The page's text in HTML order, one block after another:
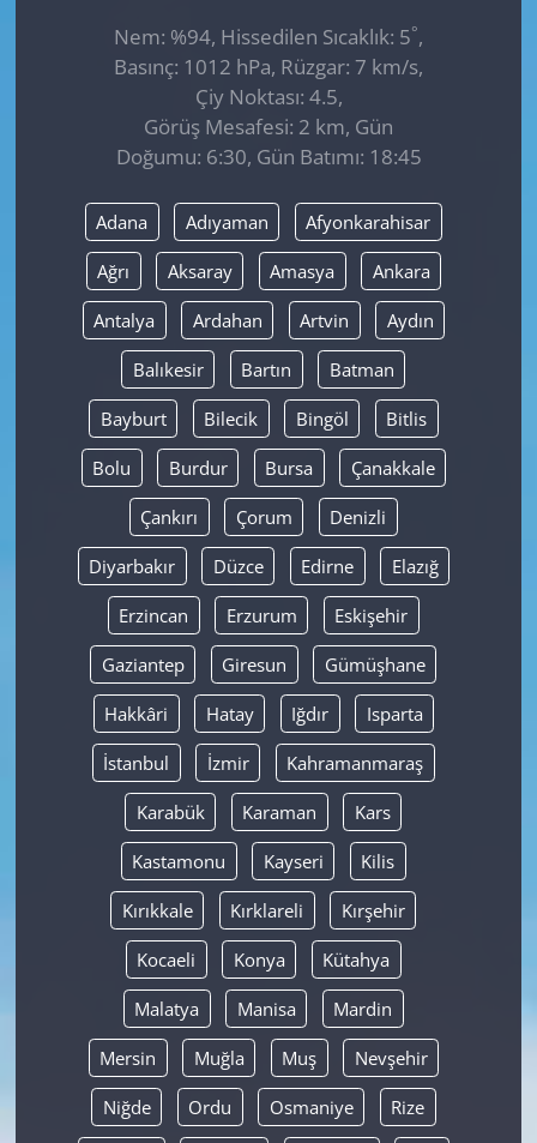
Nem: %94, Hissedilen Sıcaklık: 5°,
Basınç: 1012 hPa, Rüzgar: 7 km/s,
Çiy Noktası: 4.5,
Görüş Mesafesi: 2 km, Gün
Doğumu: 6:30, Gün Batımı: 18:45
Adana Adıyaman Afyonkarahisar
Ağrı Aksaray Amasya Ankara
Antalya Ardahan Artvin Aydın
Balıkesir Bartın Batman
Bayburt Bilecik Bingöl Bitlis
Bolu Burdur Bursa Çanakkale
Çankırı Çorum Denizli
Diyarbakır Düzce Edirne Elazığ
Erzincan Erzurum Eskişehir
Gaziantep Giresun Gümüşhane
Hakkâri Hatay Iğdır Isparta
İstanbul İzmir Kahramanmaraş
Karabük Karaman Kars
Kastamonu Kayseri Kilis
Kırıkkale Kırklareli Kırşehir
Kocaeli Konya Kütahya
Malatya Manisa Mardin
Mersin Muğla Muş Nevşehir
Niğde Ordu Osmaniye Rize
SAĞLIK
SPOR
Yerel